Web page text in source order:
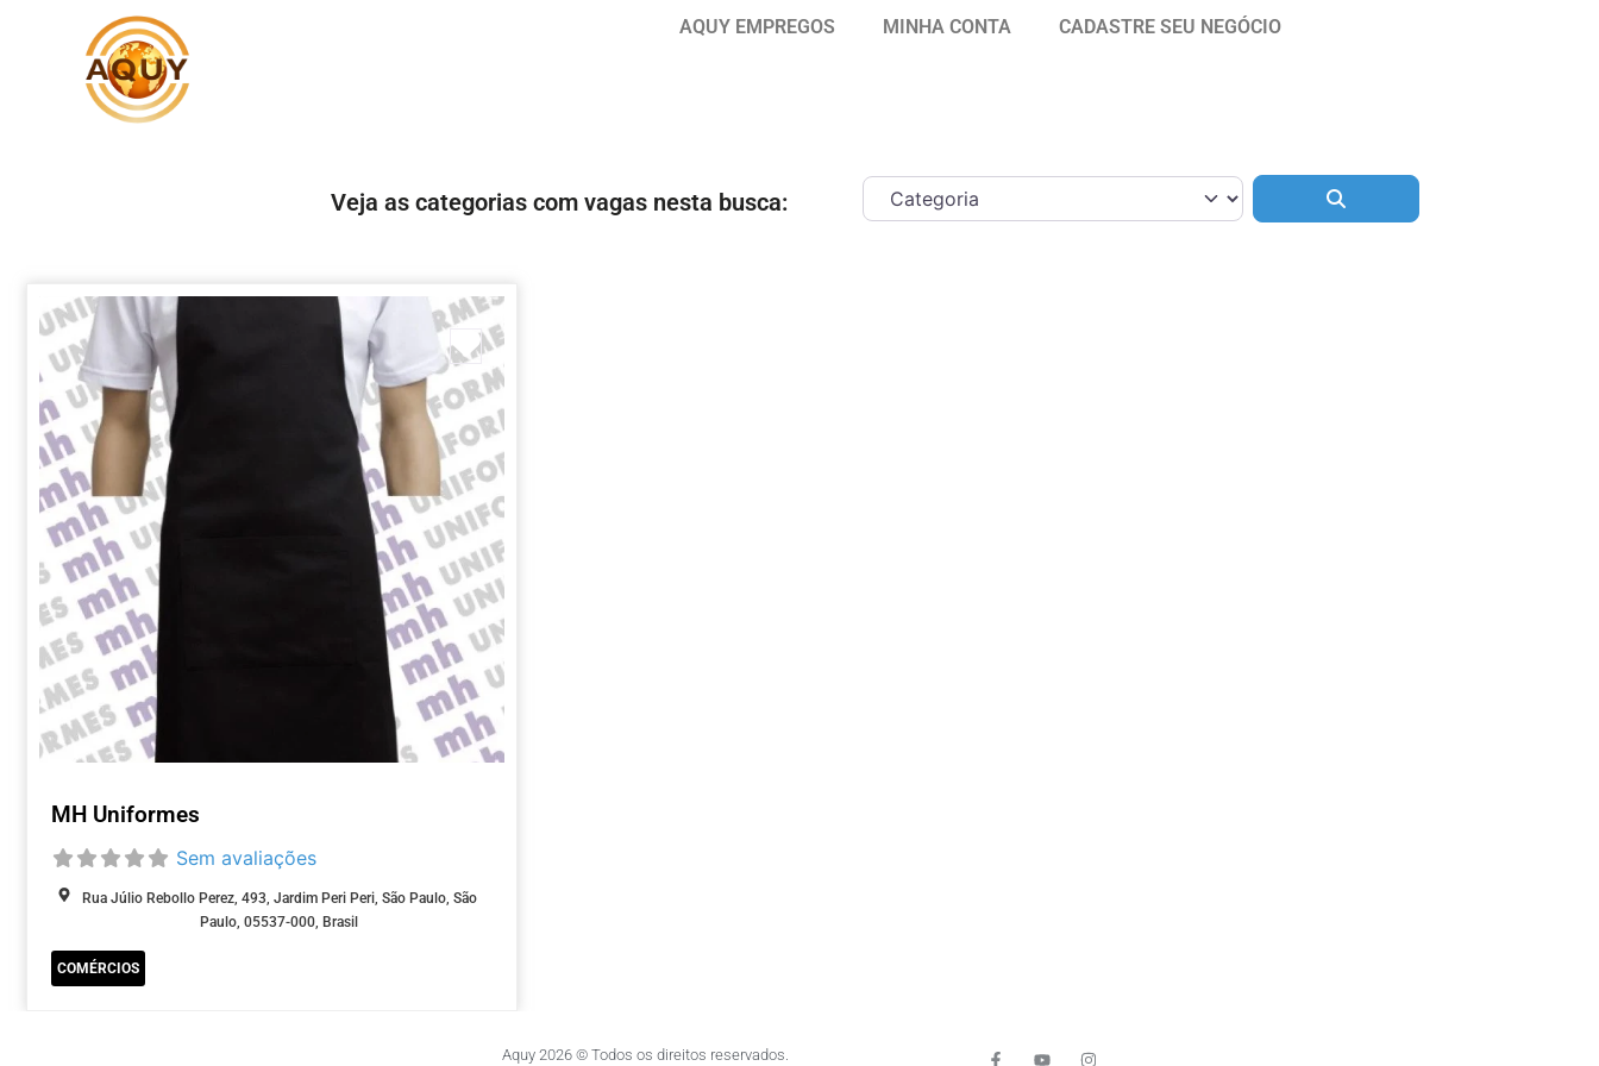
AQUY EMPREGOS MINHA CONTA CADASTRE SEU NEGÓCIO
Veja as categorias com vagas nesta busca:
Marcar como Favorito
MH Uniformes
Sem avaliações
Rua Júlio Rebollo Perez, 493, Jardim Peri Peri, São Paulo, São
Paulo, 05537-000, Brasil
COMÉRCIOS
Aquy 2026 © Todos os direitos reservados.